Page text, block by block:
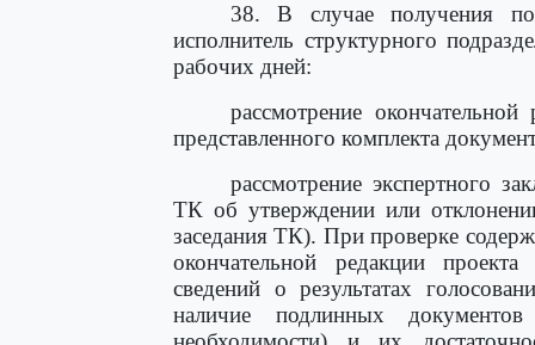
38. В случае получения
исполнитель структурного
рабочих дней:
рассмотрение
представленного комплекта
рассмотрение экспертного
ТК об утверждении или
заседания ТК). При проверке
окончательной редакции
сведений о результатах
наличие подлинных